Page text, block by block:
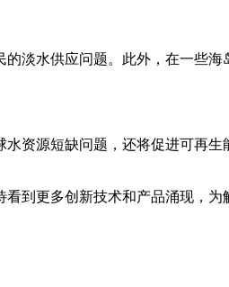
淡水供应问题。此外，在一些海
资源短缺问题，还将促进可再生
到更多创新技术和产品涌现，